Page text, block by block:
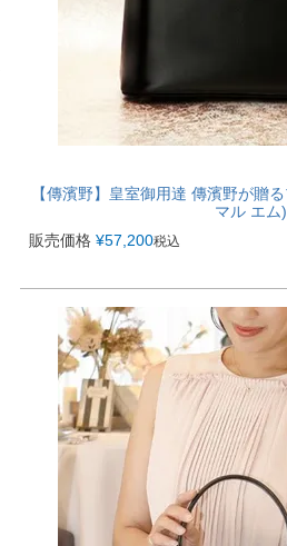
【傳濱野】皇室御用達 傳濱野が贈
マル エム
販売価格 ¥57,200税込